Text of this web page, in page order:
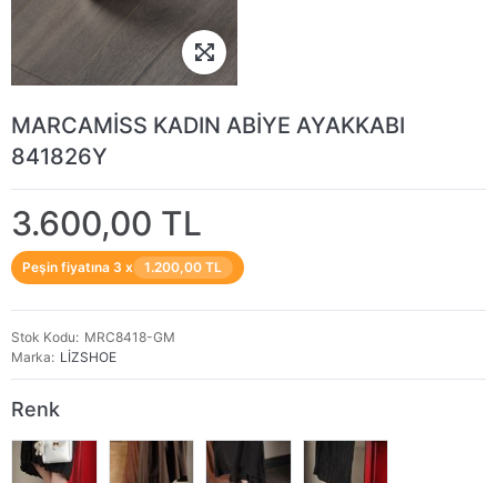
MARCAMİSS KADIN ABİYE AYAKKABI
841826Y
3.600,00 TL
Peşin fiyatına 3 x 1.200,00 TL
Stok Kodu
MRC8418-GM
Marka
LİZSHOE
Renk